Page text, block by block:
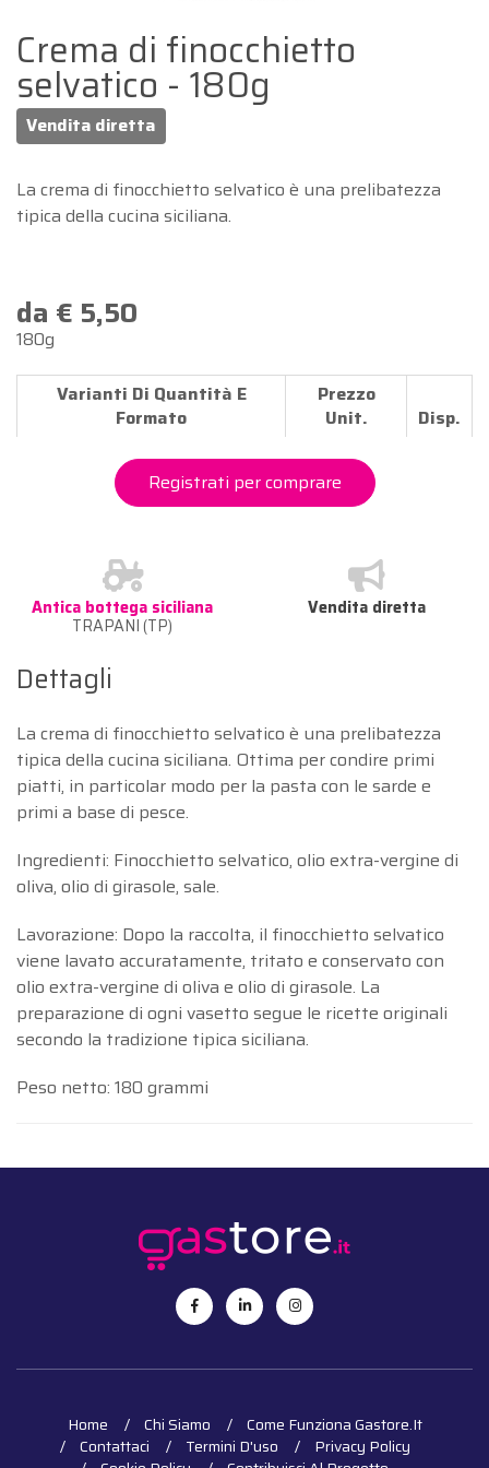
Crema di finocchietto
selvatico - 180g
Vendita diretta
La crema di finocchietto selvatico è una prelibatezza
tipica della cucina siciliana.
da € 5,50
180g
Varianti Di Quantità E
Formato
Prezzo
Unit.
Disp.
Registrati per comprare
Antica bottega siciliana
TRAPANI (TP)
Vendita diretta
Dettagli
La crema di finocchietto selvatico è una prelibatezza
tipica della cucina siciliana. Ottima per condire primi
piatti, in particolar modo per la pasta con le sarde e
primi a base di pesce.
Ingredienti: Finocchietto selvatico, olio extra-vergine di
oliva, olio di girasole, sale.
Lavorazione: Dopo la raccolta, il finocchietto selvatico
viene lavato accuratamente, tritato e conservato con
olio extra-vergine di oliva e olio di girasole. La
preparazione di ogni vasetto segue le ricette originali
secondo la tradizione tipica siciliana.
Peso netto: 180 grammi
Home Chi Siamo
Come Funziona Gastore.it
Contattaci
Termini D'uso
Privacy Policy